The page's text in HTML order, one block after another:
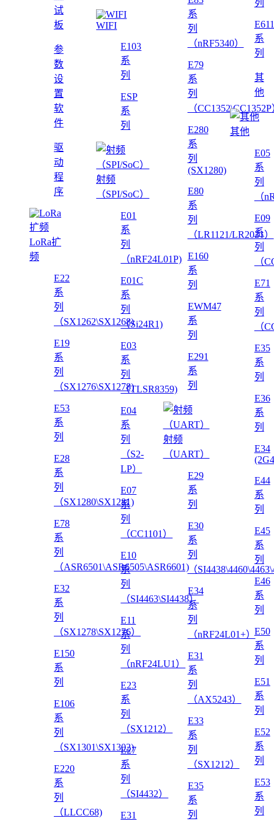
试
板
参
数
设
置
软
件
驱
动
程
序
LoRa扩
频
E22
系
列
（SX1262\SX1268)
E19
系
列
（SX1276\SX1278)
E53
系
列
E28
系
列
（SX1280\SX1281)
E78
系
列
（ASR6501\ASR6505\ASR6601)
E32
系
列
（SX1278\SX1276）
E150
系
列
E106
系
列
（SX1301\SX1302)
E220
系
列
（LLCC68)
WIFI
E103
系
列
ESP
系
列
射频
（SPI/SoC）
E01
系
列
（nRF24L01P)
E01C
系
列
（Si24R1)
E03
系
列
（TLSR8359)
E04
系
列
（S2-
LP）
E07
系
列
（CC1101）
E10
系
列
（SI4463\SI4438）
E11
系
列
（nRF24LU1）
E23
系
列
（SX1212）
E27
系
列
（SI4432）
E31
系
列
（nRF5340）
E79
系
列
（
E280
系
列
(SX1280)
E80
系
列
（LR1121/LR2021）
E160
系
列
EWM47
系
列
E291
系
列
射频
（UART）
E29
系
列
E30
系
列
（
E34
系
列
（nRF24L01+）
E31
系
列
（AX5243）
E33
系
列
（SX1212）
E35
系
列
列
E611
系
列
其
他
其他
E05
系
列
（
E09
系
列
（
E71
系
列
（
E35
系
列
E36
系
列
E34
E44
系
列
E45
系
列
E46
系
列
E50
系
列
E51
系
列
E52
系
列
E53
系
列